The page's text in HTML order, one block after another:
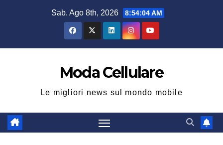
Sab. Ago 8th, 2026 8:54:04 AM
Moda Cellulare
Le migliori news sul mondo mobile